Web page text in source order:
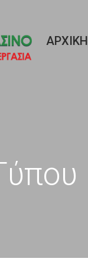
ΑΡΧΙΚΉ